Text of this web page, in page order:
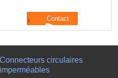
Connecteurs circulaires
imperméables